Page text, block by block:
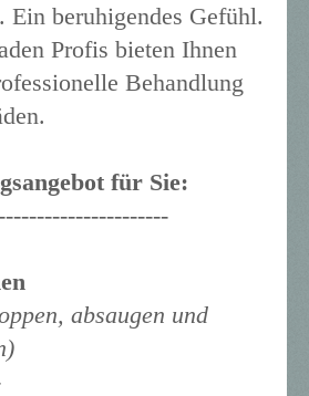
Ein beruhigendes Gefühl.
Profis bieten Ihnen
Behandlung
für Sie:
absaugen und